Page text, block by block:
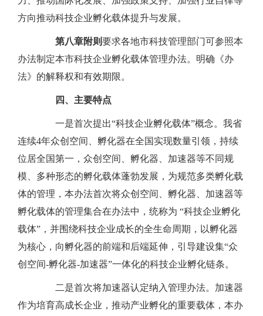
方向推动科技企业孵化载体提升与发展。
第八章附则要求各地市科技管理部门可参照本
办法制定本市科技企业孵化载体管理办法。明确《办
法》的解释权和有效期限。
四、主要特点
一是首次提出“科技企业孵化载体”概念。我省
连续4年众创空间、孵化器在全国实现数量引领，持续
位居全国第一，众创空间、孵化器、加速器等不同规
模、多种形态的孵化载体蓬勃发展，为规范多类孵化载
体的管理，本办法首次将众创空间、孵化器、加速器等
孵化载体的管理集合在办法中，统称为 “科技企业孵化
载体”，并围绕科技企业成长的全生命周期，以孵化器
为核心，向孵化器的前端和后端延伸，引导建设集“众
创空间-孵化器-加速器”一体化的科技企业孵化链条。
二是首次将加速器认定纳入管理办法。加速器
作为培育高成长企业，推动产业孵化的重要载体，本办